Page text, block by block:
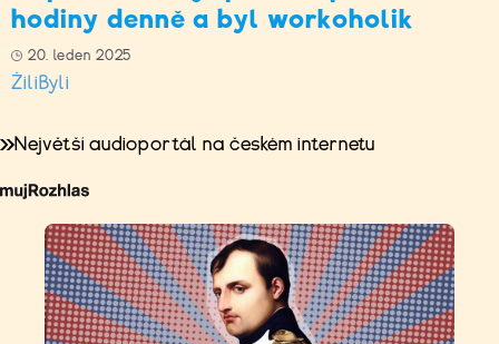
hodiny denně a byl workoholik
20. leden 2025
ŽiliByli
Největší audioportál na českém internetu